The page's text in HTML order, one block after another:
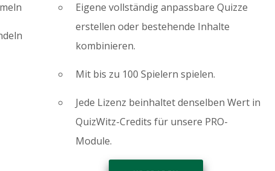
Eigene vollständig anpassbare Quizze
erstellen oder bestehende Inhalte
kombinieren.
Mit bis zu 100 Spielern spielen.
Jede Lizenz beinhaltet denselben Wert in
QuizWitz-Credits für unsere PRO-
Module.